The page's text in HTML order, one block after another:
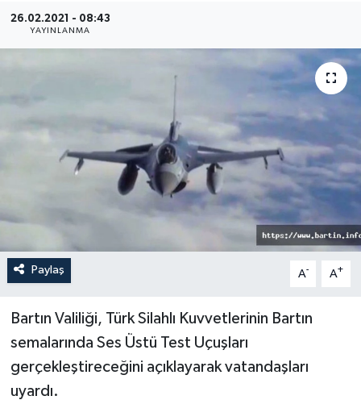
26.02.2021 - 08:43
YAYINLANMA
Paylaş A- A+
Bartın Valiliği, Türk Silahlı Kuvvetlerinin Bartın
semalarında Ses Üstü Test Uçuşları
gerçekleştireceğini açıklayarak vatandaşları
uyardı.
Medya
Sivil Toplum
Tarım
Turizm
Yaşam